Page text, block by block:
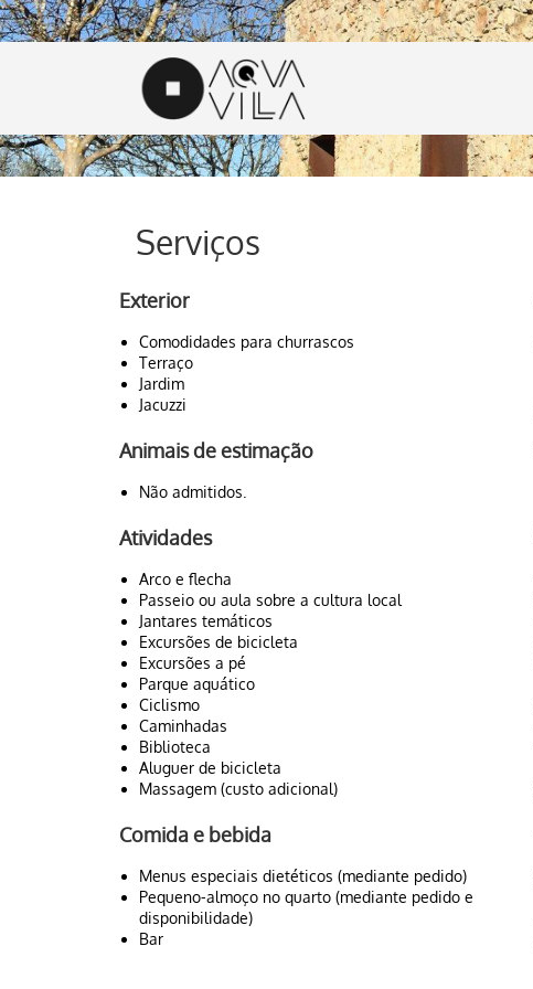
Serviços
Exterior
Comodidades para churrascos
Terraço
Jardim
Jacuzzi
Animais de estimação
Não admitidos.
Atividades
Arco e flecha
Passeio ou aula sobre a cultura local
Jantares temáticos
Excursões de bicicleta
Excursões a pé
Parque aquático
Ciclismo
Caminhadas
Biblioteca
Aluguer de bicicleta
Massagem (custo adicional)
Comida e bebida
Menus especiais dietéticos (mediante pedido)
Pequeno-almoço no quarto (mediante pedido e
disponibilidade)
Bar